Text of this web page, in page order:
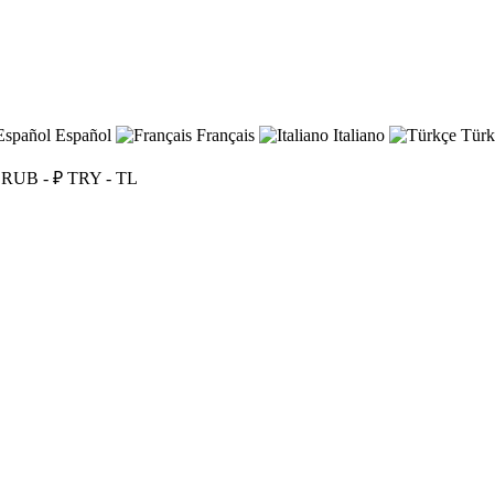
Español Français Italiano
RUB - ₽ TRY - TL